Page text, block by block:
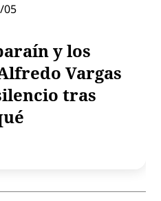
05
y los
Vargas
tras